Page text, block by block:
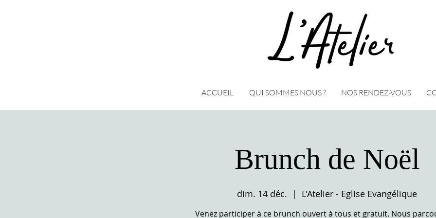
ACCUEIL QUI SOMMES NOUS ? NOS RENDEZ-VOUS
Brunch de Noël
dim. 14 déc.
  |
L'Atelier - Eglise Evangélique
Venez participer à ce brunch ouvert à tous et gratuit. Nous